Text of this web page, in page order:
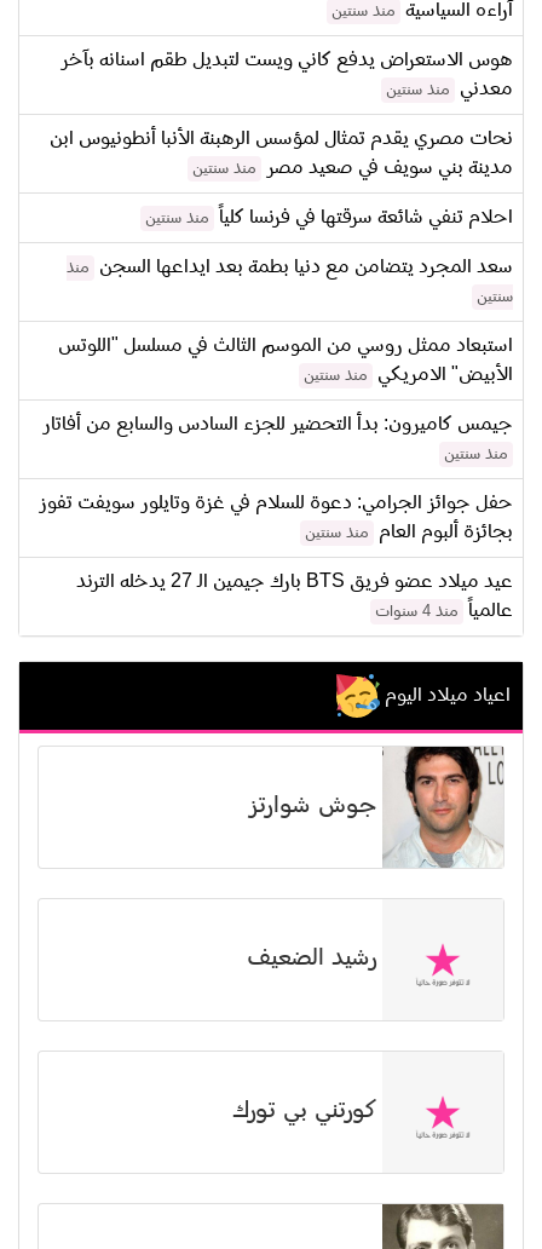
آراءه السياسية منذ سنتين
هوس الاستعراض يدفع كاني ويست لتبديل طقم اسنانه بآخر
معدني
منذ سنتين
نحات مصري يقدم تمثال لمؤسس الرهبنة الأنبا أنطونيوس ابن
مدينة بني سويف في صعيد مصر
منذ سنتين
احلام تنفي شائعة سرقتها في فرنسا كلياً منذ سنتين
سعد المجرد يتضامن مع دنيا بطمة بعد ايداعها السجن
منذ
سنتين
استبعاد ممثل روسي من الموسم الثالث في مسلسل "اللوتس
الأبيض" الامريكي
منذ سنتين
جيمس كاميرون: بدأ التحضير للجزء السادس والسابع من أفاتار
منذ سنتين
حفل جوائز الجرامي: دعوة للسلام في غزة وتايلور سويفت تفوز
بجائزة ألبوم العام
منذ سنتين
عيد ميلاد عضو فريق BTS بارك جيمين الـ 27 يدخله الترند
عالمياً
منذ 4 سنوات
اعياد ميلاد اليوم
جوش شوارتز
رشيد الضعيف
كورتني بي تورك